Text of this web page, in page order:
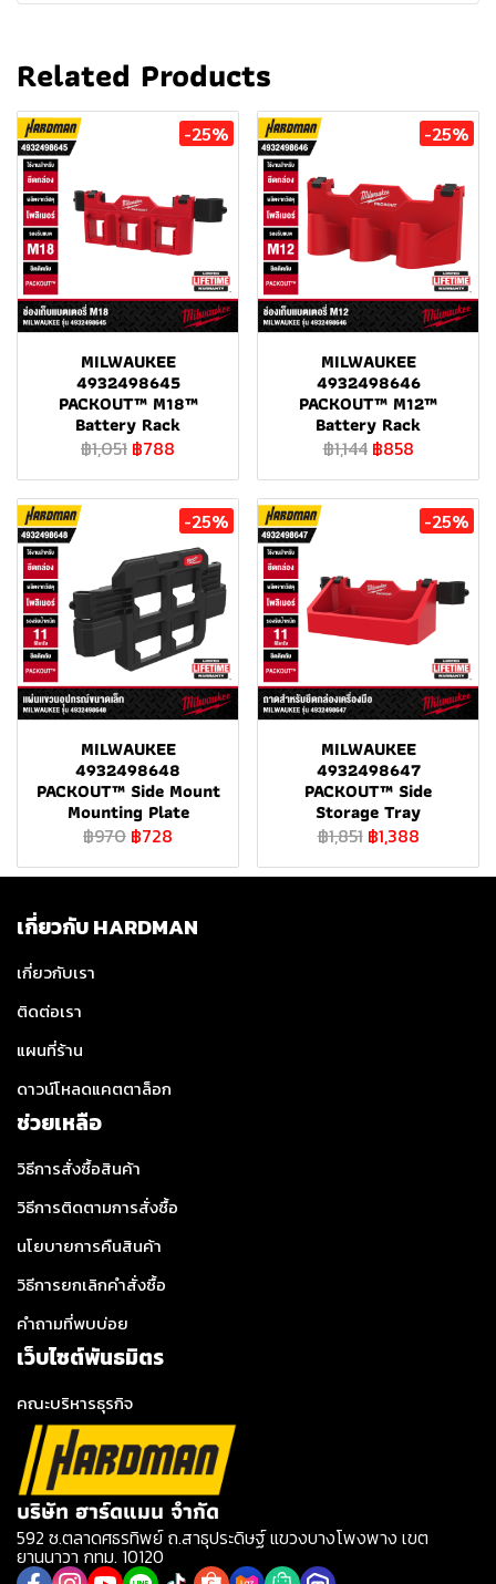
Related Products
-25%
MILWAUKEE
4932498645
PACKOUT™ M18™
Battery Rack
฿1,051 ฿788
-25%
MILWAUKEE
4932498646
PACKOUT™ M12™
Battery Rack
฿1,144 ฿858
-25%
MILWAUKEE
4932498648
PACKOUT™ Side Mount
Mounting Plate
฿970 ฿728
-25%
MILWAUKEE
4932498647
PACKOUT™ Side
Storage Tray
฿1,851 ฿1,388
เกี่ยวกับ HARDMAN
เกี่ยวกับเรา
ติดต่อเรา
แผนที่ร้าน
ดาวน์โหลดแคตตาล็อก
ช่วยเหลือ
วิธีการสั่งซื้อสินค้า
วิธีการติดตามการสั่งซื้อ
นโยบายการคืนสินค้า
วิธีการยกเลิกคำสั่งซื้อ
คำถามที่พบบ่อย
เว็บไซต์พันธมิตร
คณะบริหารธุรกิจ
บริษัท ฮาร์ดแมน จำกัด
592 ซ.ตลาดศธรทิพย์ ถ.สาธุประดิษฐ์ แขวงบางโพงพาง เขต
ยานนาวา กทม. 10120